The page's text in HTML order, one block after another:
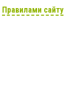
Правилами сайту